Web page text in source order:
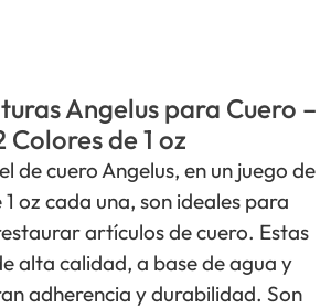
Angelus para Cuero –
Colores de 1 oz
de cuero Angelus, en un juego de
oz cada una, son ideales para
artículos de cuero. Estas
alta calidad, a base de agua y
adherencia y durabilidad. Son